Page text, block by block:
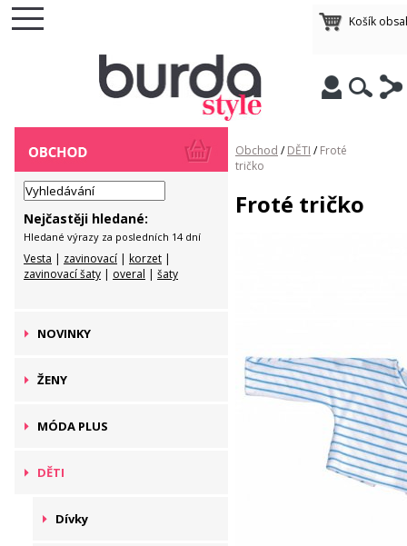
Košík
Nejčastěji hledané:
Hledané výrazy za posledních 14 dní
Vesta | zavinovací | korzet |
zavinovací šaty | overal | šaty
NOVINKY
ŽENY
MÓDA PLUS
DĚTI
Dívky
Obchod / DĚTI / Froté
tričko
Froté tričko